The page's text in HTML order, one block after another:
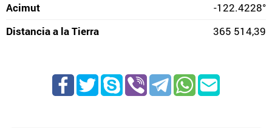
Acimut
-122.4228°
Distancia a la Tierra
365 514,39